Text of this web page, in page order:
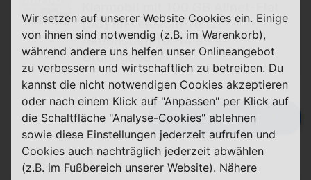
[5G] im Telekom-Netz:
Aktionstarif für 14,99 €
Grundgebühr
Zum Angebot
Weiterlesen
Wir setzen auf unserer Website Cookies ein. Einige
von ihnen sind notwendig (z.B. im Warenkorb),
während andere uns helfen unser Onlineangebot
zu verbessern und wirtschaftlich zu betreiben. Du
kannst die nicht notwendigen Cookies akzeptieren
oder nach einem Klick auf "Anpassen" per Klick auf
die Schaltfläche "Analyse-Cookies" ablehnen
sowie diese Einstellungen jederzeit aufrufen und
Cookies auch nachträglich jederzeit abwählen
(z.B. im Fußbereich unserer Website). Nähere